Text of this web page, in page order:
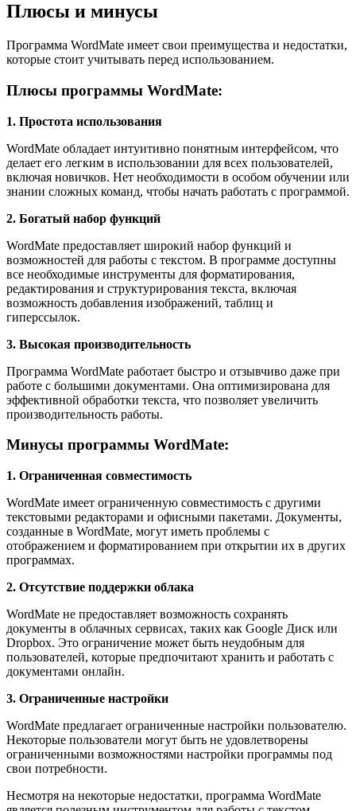
Плюсы и минусы
Программа WordMate имеет свои преимущества и недостатки,
которые стоит учитывать перед использованием.
Плюсы программы WordMate:
1. Простота использования
WordMate обладает интуитивно понятным интерфейсом, что
делает его легким в использовании для всех пользователей,
включая новичков. Нет необходимости в особом обучении или
знании сложных команд, чтобы начать работать с программой.
2. Богатый набор функций
WordMate предоставляет широкий набор функций и
возможностей для работы с текстом. В программе доступны
все необходимые инструменты для форматирования,
редактирования и структурирования текста, включая
возможность добавления изображений, таблиц и
гиперссылок.
3. Высокая производительность
Программа WordMate работает быстро и отзывчиво даже при
работе с большими документами. Она оптимизирована для
эффективной обработки текста, что позволяет увеличить
производительность работы.
Минусы программы WordMate:
1. Ограниченная совместимость
WordMate имеет ограниченную совместимость с другими
текстовыми редакторами и офисными пакетами. Документы,
созданные в WordMate, могут иметь проблемы с
отображением и форматированием при открытии их в других
программах.
2. Отсутствие поддержки облака
WordMate не предоставляет возможность сохранять
документы в облачных сервисах, таких как Google Диск или
Dropbox. Это ограничение может быть неудобным для
пользователей, которые предпочитают хранить и работать с
документами онлайн.
3. Ограниченные настройки
WordMate предлагает ограниченные настройки пользователю.
Некоторые пользователи могут быть не удовлетворены
ограниченными возможностями настройки программы под
свои потребности.
Несмотря на некоторые недостатки, программа WordMate